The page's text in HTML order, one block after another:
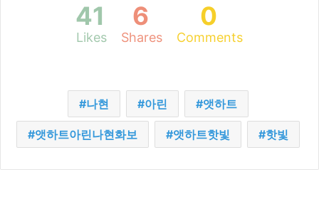
41
Likes
6
Shares
0
Comments
나현 아린 앳하트
앳하트아린나현화보 앳하트핫빛 핫빛